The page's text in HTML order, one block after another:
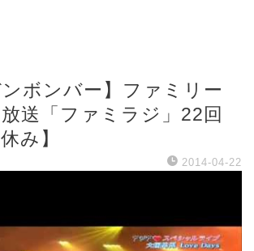
ンボンバー】ファミリー
送「ファミラジ」22回
み】
2014-04-22